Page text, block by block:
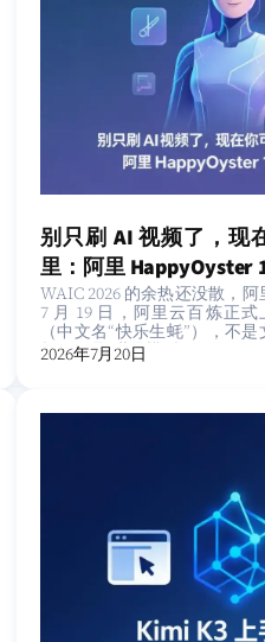
别只刷 AI 视频了，现
里：阿里 HappyOyster
WAIC 2026 的余热还没散，阿
7 月 19 日，阿里云百炼正
（中文名“快乐生蚝”），不
频，而是“世界模型”——你…
2026年7月20日